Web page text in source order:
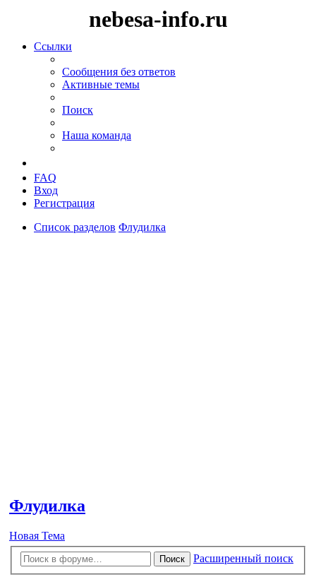
nebesa-info.ru
Ссылки
Сообщения без ответов
Активные темы
Поиск
Наша команда
FAQ
Вход
Регистрация
Список разделов Флудилка
Флудилка
Новая Тема
Поиск Расширенный поиск